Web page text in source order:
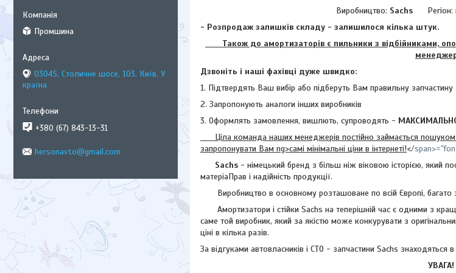
Виробництво: Sachs Регіон:
- Розпродаж залишків складу - залишилося кілька штук.
Також до амортизаторів є пильники з відбійниками,
Дзвоніть і наші фахівці дуже швидко:
1. Підтвердять Ваш вибір або підберуть Вам правильну запчастину
2. Запропонують аналоги інших виробників
3. Оформлять замовлення, вишлють, супроводять -
Ціла команда наших менеджерів постійно займається пошуком
запропонувати Вам ng>самі мінімальні ціни в інтернеті!</span>
Sachs - німецький бренд з більш ніж віковою історією, який
матеріаПрав і надійність продукції.
Виробництво в основному розташоване по всій Європі, багато
Амортизатори і стійки Sachs на теперішній час є одними з
саме той виробник, який за якістю може конкурувати з
ціні в кілька разів.
За відгуками автовласників і СТО - запчастини Sachs знаходяться
УВАГА!
Промшина
03045, Столичне шосе, 103, Київ, У
країна
+380 (67) 843-13-31
hersonavto@gmail.com